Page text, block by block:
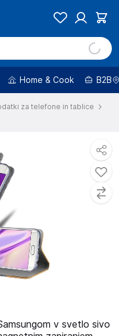
Home & Cook B2B
za telefone in tablice
v svetlo sivo